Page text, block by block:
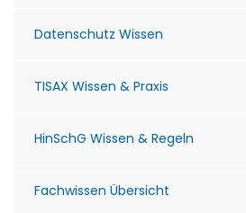
Datenschutz Wissen
TISAX Wissen & Praxis
HinSchG Wissen & Regeln
Fachwissen Übersicht